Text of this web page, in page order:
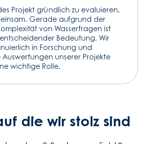
Projekt gründlich zu evaluieren.
Gerade aufgrund der
von Wasserfragen ist
Bedeutung. Wir
in Forschung und
Auswertungen unserer Projekte
wichtige Rolle.
die wir stolz sind